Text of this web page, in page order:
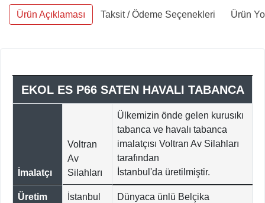
Ürün Açıklaması Taksit / Ödeme Seçenekleri Ürün
EKOL ES P66 SATEN HAVALI TABANCA
İmalatçı
Voltran
Av
Silahları
Ülkemizin önde gelen kurusıkı
tabanca ve havalı tabanca
imalatçısı Voltran Av Silahları
tarafından
İstanbul'da üretilmiştir.
Üretim
İstanbul
Dünyaca ünlü Belçika